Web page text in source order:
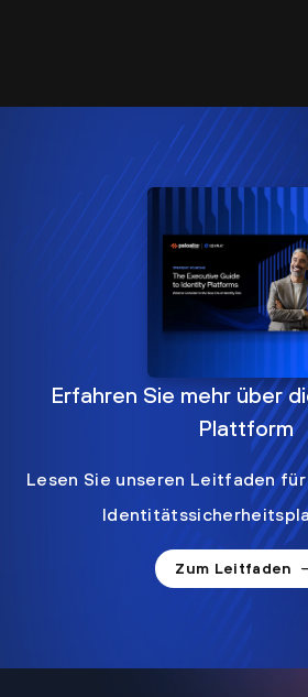
Erfahren Sie mehr über
Plattform
Lesen Sie unseren Leitfaden
Zum Leitfaden